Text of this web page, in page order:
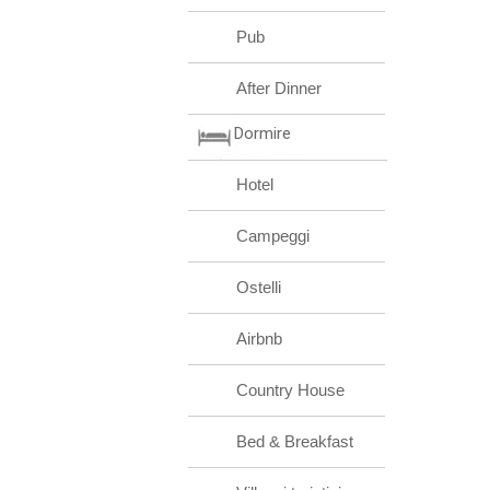
Pub
After Dinner
Dormire
Hotel
Campeggi
Ostelli
Airbnb
Country House
Bed & Breakfast